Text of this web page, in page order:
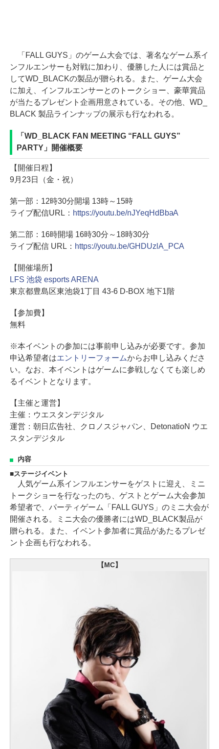
「FALL GUYS」のゲーム大会では、著名なゲーム系イ
ンフルエンサーも対戦に加わり、優勝した人には賞品と
してWD_BLACKの製品が贈られる。また、ゲーム大会
に加え、インフルエンサーとのトークショー、豪華賞品
が当たるプレゼント企画用意されている。その他、WD_
BLACK 製品ラインナップの展示も行なわれる。
「WD_BLACK FAN MEETING “FALL GUYS”
PARTY」開催概要
【開催日程】
9月23日（金・祝）
第一部：12時30分開場 13時～15時
ライブ配信URL： https://youtu.be/nJYeqHdBbaA
第二部：16時開場 16時30分～18時30分
ライブ配信 URL： https://youtu.be/GHDUzlA_PCA
【開催場所】
LFS 池袋 esports ARENA
東京都豊島区東池袋1丁目 43-6 D-BOX 地下1階
【参加費】
無料
※本イベントの参加には事前申し込みが必要です。参加
申込希望者はエントリーフォームからお申し込みくださ
い。なお、本イベントはゲームに参戦しなくても楽しめ
るイベントとなります。
【主催と運営】
主催：ウエスタンデジタル
運営：朝日広告社、クロノスジャパン、DetonatioN ウエ
スタンデジタル
内容
ステージイベント
人気ゲーム系インフルエンサーをゲストに迎え、ミニ
トークショーを行なったのち、ゲストとゲーム大会参加
希望者で、パーティゲーム「FALL GUYS」のミニ大会が
開催される。ミニ大会の優勝者にはWD_BLACK製品が
贈られる。また、イベント参加者に賞品があたるプレゼ
ント企画も行なわれる。
【MC】